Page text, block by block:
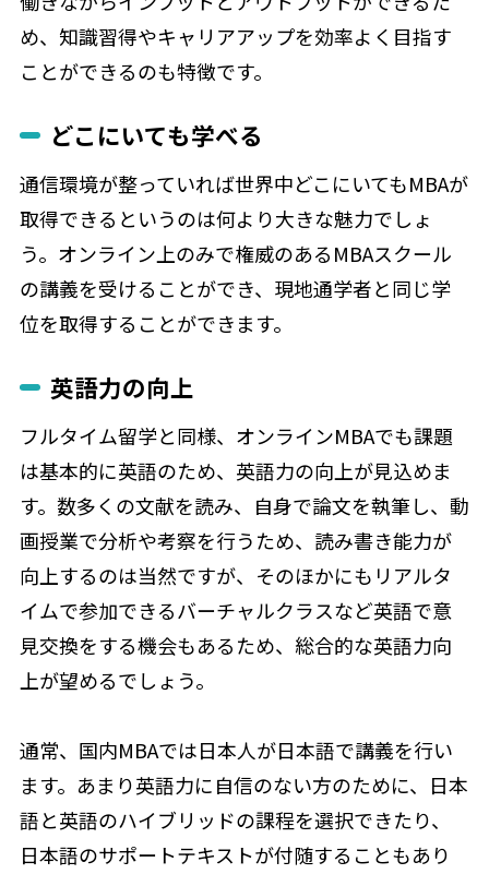
め、知識習得やキャリアアップを効率よく目指す
ことができるのも特徴です。
どこにいても学べる
通信環境が整っていれば世界中どこにいてもMBAが
取得できるというのは何より大きな魅力でしょ
う。オンライン上のみで権威のあるMBAスクール
の講義を受けることができ、現地通学者と同じ学
位を取得することができます。
英語力の向上
フルタイム留学と同様、オンラインMBAでも課題
は基本的に英語のため、英語力の向上が見込めま
す。数多くの文献を読み、自身で論文を執筆し、動
画授業で分析や考察を行うため、読み書き能力が
向上するのは当然ですが、そのほかにもリアルタ
イムで参加できるバーチャルクラスなど英語で意
見交換をする機会もあるため、総合的な英語力向
上が望めるでしょう。
通常、国内MBAでは日本人が日本語で講義を行い
ます。あまり英語力に自信のない方のために、日本
語と英語のハイブリッドの課程を選択できたり、
日本語のサポートテキストが付随することもあり